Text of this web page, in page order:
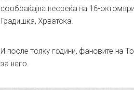
сообраќајна несреќа на 16-
Градишка, Хрватска.
И после толку години, фановите на
за него.